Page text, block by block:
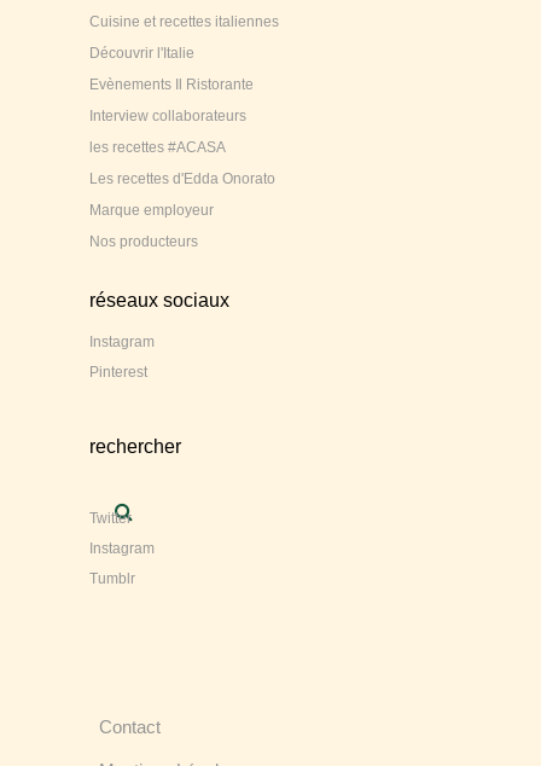
Cuisine et recettes italiennes
Découvrir l'Italie
Evènements Il Ristorante
Interview collaborateurs
les recettes #ACASA
Les recettes d'Edda Onorato
Marque employeur
Nos producteurs
réseaux sociaux
Instagram
Pinterest
rechercher
Twitter
Instagram
Tumblr
Contact